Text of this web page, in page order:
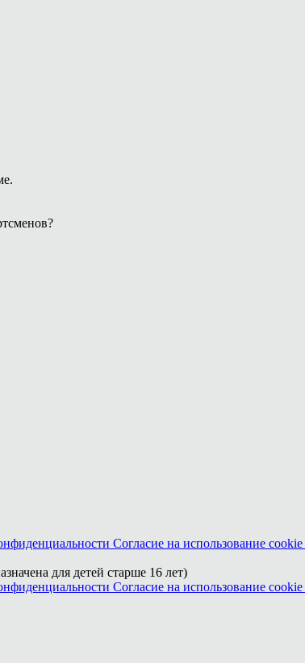
Согласие на использование cookie
для детей старше 16 лет)
Согласие на использование cookie